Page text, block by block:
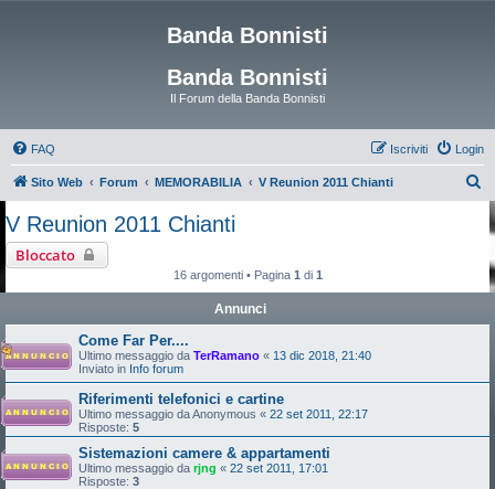
Banda Bonnisti
Banda Bonnisti
Il Forum della Banda Bonnisti
FAQ Login
Iscriviti
Sito Web Forum MEMORABILIA V Reunion 2011 Chianti
V Reunion 2011 Chianti
Bloccato
16 argomenti • Pagina 1 di 1
Annunci
Come Far Per....
Ultimo messaggio da TerRamano « 13 dic 2018, 21:40
Inviato in Info forum
Riferimenti telefonici e cartine
Ultimo messaggio daAnonymous « 22 set 2011, 22:17
Risposte: 5
Sistemazioni camere & appartamenti
Ultimo messaggio da rjng « 22 set 2011, 17:01
Risposte: 3